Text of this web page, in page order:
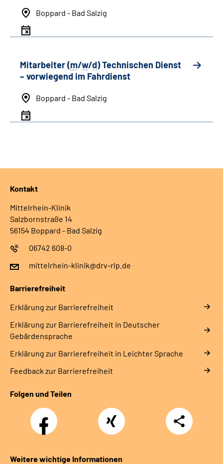
Boppard - Bad Salzig
Mitarbeiter (m/w/d) Technischen Dienst
– vorwiegend im Fahrdienst
Boppard - Bad Salzig
Kontakt
Mittelrhein-Klinik
Salzbornstraße 14
56154 Boppard - Bad Salzig
06742 608-0
mittelrhein-klinik@drv-rlp.de
Barrierefreiheit
Erklärung zur Barrierefreiheit
Erklärung zur Barrierefreiheit in Deutscher
Gebärdensprache
Erklärung zur Barrierefreiheit in Leichter Sprache
Feedback zur Barrierefreiheit
Folgen und Teilen
Facebook Xing
Teilen
Weitere wichtige Informationen